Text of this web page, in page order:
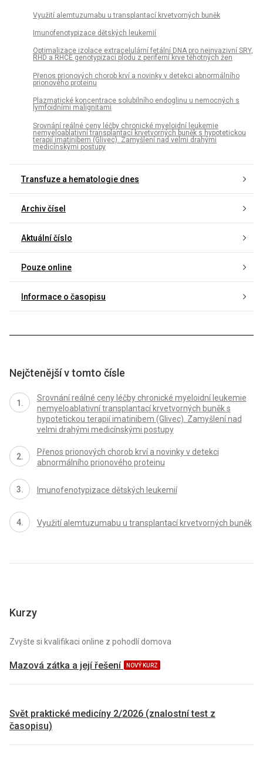
Využití alemtuzumabu u transplantací krvetvorných buněk
Imunofenotypizace dětských leukemií
Optimalizace izolace extracelulární fetální DNA pro neinvazivní SRY,
RHD a RHCE genotypizaci plodu z periferní krve těhotných žen
Přenos prionových chorob krví a novinky v detekci abnormálního
prionového proteinu
Plazmatické koncentrace solubilního endoglinu u nemocných s
lymfoidními malignitami
Srovnání reálné ceny léčby chronické myeloidní leukemie
nemyeloablativní transplantací krvetvorných buněk s hypotetickou
terapií imatinibem (Glivec). Zamyšlení nad velmi drahými
medicínskými postupy
Transfuze a hematologie dnes
Archiv čísel
Aktuální číslo
Pouze online
Informace o časopisu
Nejčtenější v tomto čísle
Srovnání reálné ceny léčby chronické myeloidní leukemie
nemyeloablativní transplantací krvetvorných buněk s
hypotetickou terapií imatinibem (Glivec). Zamyšlení nad
velmi drahými medicínskými postupy
Přenos prionových chorob krví a novinky v detekci
abnormálního prionového proteinu
Imunofenotypizace dětských leukemií
Využití alemtuzumabu u transplantací krvetvorných buněk
Kurzy
Zvyšte si kvalifikaci online z pohodlí domova
Mazová zátka a její řešení NOVÝ KURZ
Svět praktické medicíny 2/2026 (znalostní test z
časopisu)